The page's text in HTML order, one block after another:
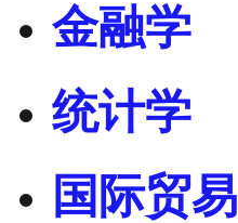
金融学
统计学
国际贸易